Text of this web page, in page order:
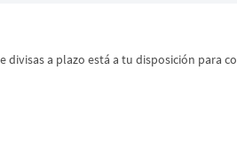
a plazo está a tu disposición